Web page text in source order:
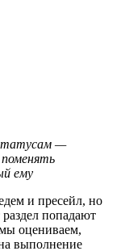
статусам —
ему
и пресейл, но
попадают
оцениваем,
выполнение